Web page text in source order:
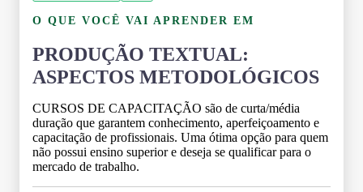
O QUE VOCÊ VAI APRENDER EM
PRODUÇÃO TEXTUAL:
ASPECTOS METODOLÓGICOS
CURSOS DE CAPACITAÇÃO são de curta/média
duração que garantem conhecimento, aperfeiçoamento e
capacitação de profissionais. Uma ótima opção para quem
não possui ensino superior e deseja se qualificar para o
mercado de trabalho.